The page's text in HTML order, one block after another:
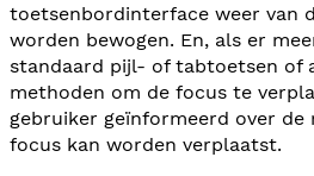
toetsenbordinterface weer van
worden bewogen. En, als er
standaard pijl- of tabtoetsen of
methoden om de focus te
gebruiker geïnformeerd over de
focus kan worden verplaatst.